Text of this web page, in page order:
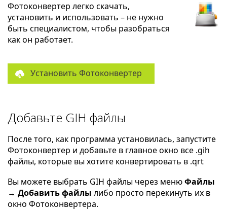
Фотоконвертер легко скачать,
установить и использовать – не нужно
быть специалистом, чтобы разобраться
как он работает.
Установить Фотоконвертер
Добавьте GIH файлы
После того, как программа установилась, запустите
Фотоконвертер и добавьте в главное окно все .gih
файлы, которые вы хотите конвертировать в .qrt
Вы можете выбрать GIH файлы через менюФайлы
→ Добавить файлы либо просто перекинуть их в
окно Фотоконвертера.